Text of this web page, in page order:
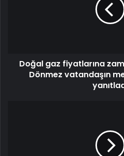
Doğal gaz fiyatlarına
Dönmez vatandaşın